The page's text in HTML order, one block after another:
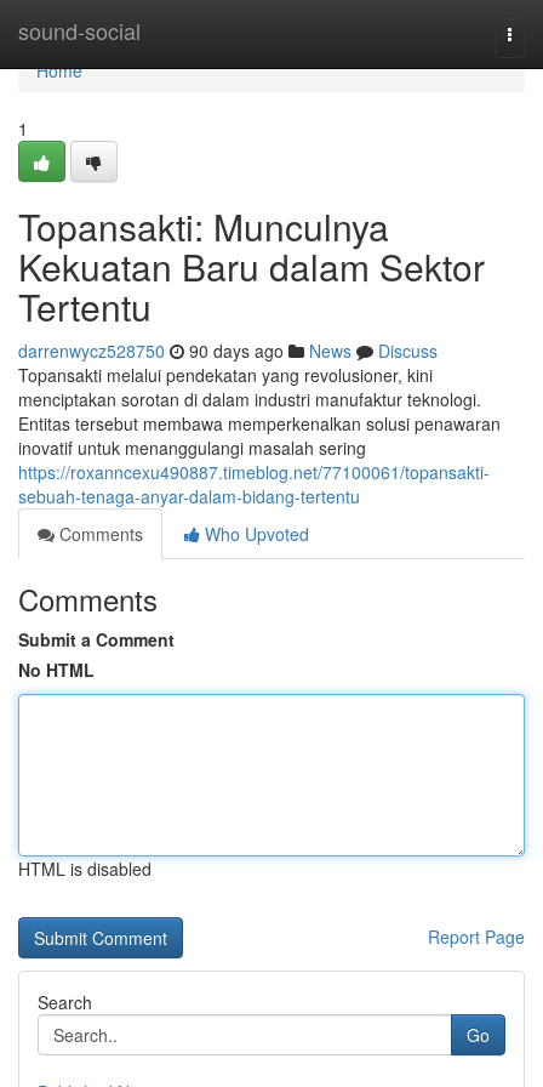
sound-social
Home
Home
1
Topansakti: Munculnya
Kekuatan Baru dalam Sektor
Tertentu
darrenwycz528750 90 days ago News
Discuss
Topansakti melalui pendekatan yang revolusioner, kini
menciptakan sorotan di dalam industri manufaktur teknologi.
Entitas tersebut membawa memperkenalkan solusi penawaran
inovatif untuk menanggulangi masalah sering
https://roxanncexu490887.timeblog.net/77100061/topansakti-
sebuah-tenaga-anyar-dalam-bidang-tertentu
Comments
Who Upvoted
Comments
Submit a Comment
No HTML
HTML is disabled
Report Page
Search
Go